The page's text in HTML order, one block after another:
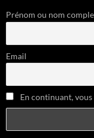
Prénom ou nom
Email
En continuant,